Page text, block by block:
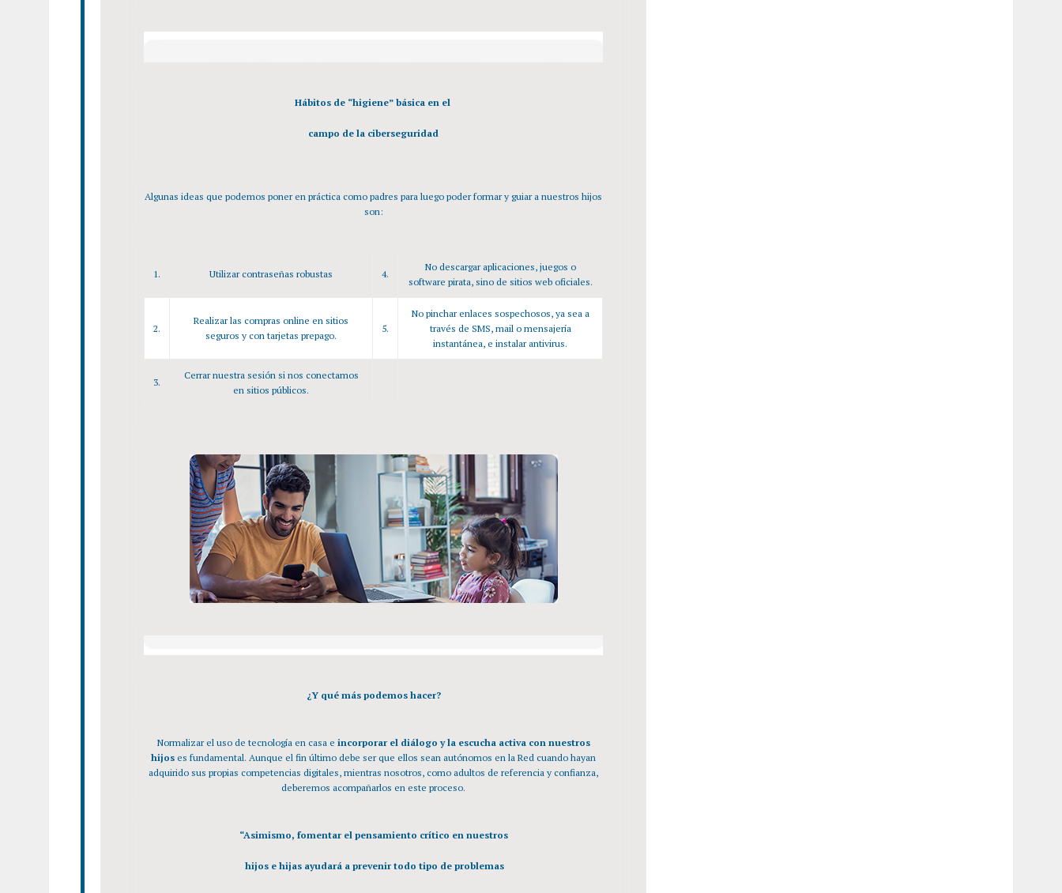
​Hábitos de “higiene” básica en el
campo de la ciberseguridad
Algunas ideas que podemos poner en práctica como padres para luego poder formar y guiar a nuestros hijos
son:
1. Utilizar contraseñas robustas 4.
No descargar aplicaciones, juegos o
software pirata, sino de sitios web oficiales.
2.
Realizar las compras online en sitios
seguros y con tarjetas prepago.
5.
No pinchar enlaces sospechosos, ya sea a
través de SMS, mail o mensajería
instantánea, e instalar antivirus.
3.
Cerrar nuestra sesión si nos conectamos
en sitios públicos.
¿Y qué más podemos hacer?
Normalizar el uso de tecnología en casa e incorporar el diálogo y la escucha activa con nuestros
hijos es fundamental. Aunque el fin último debe ser que ellos sean autónomos en la Red cuando hayan
adquirido sus propias competencias digitales, mientras nosotros, como adultos de referencia y confianza,
deberemos acompañarlos en este proceso.
“Asimismo, fomentar el pensamiento crítico en nuestros
hijos e hijas ayudará a prevenir todo tipo de problemas